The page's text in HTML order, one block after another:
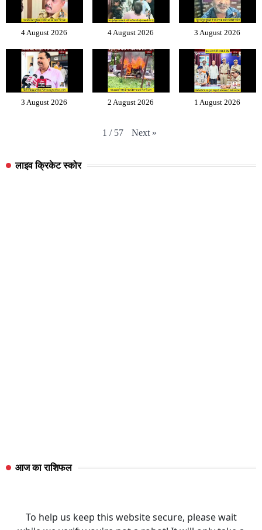
4 August 2026 4 August 2026 3 August 2026
3 August 2026 2 August 2026 1 August 2026
1 / 57 Next »
लाइव क्रिकेट स्कोर
आज का राशिफल